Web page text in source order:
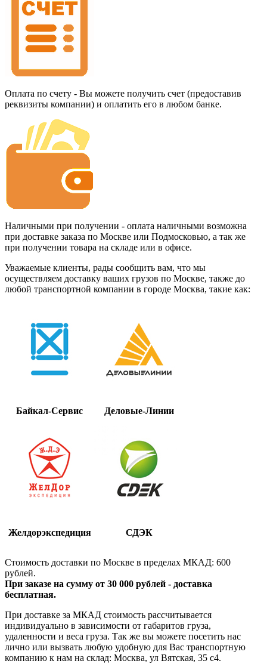
Оплата по счету - Вы можете получить счет (предоставив
реквизиты компании) и оплатить его в любом банке.
Наличными при получении - оплата наличными возможна
при доставке заказа по Москве или Подмосковью, а так же
при получении товара на складе или в офисе.
Уважаемые клиенты, рады сообщить вам, что мы
осуществляем доставку ваших грузов по Москве, также до
любой транспортной компании в городе Москва, такие как:
Байкал-Сервис Деловые-Линии
Желдорэкспедиция СДЭК
Стоимость доставки по Москве в пределах МКАД: 600
рублей.
При заказе на сумму от 30 000 рублей - доставка
бесплатная.
При доставке за МКАД стоимость рассчитывается
индивидуально в зависимости от габаритов груза,
удаленности и веса груза. Так же вы можете посетить нас
лично или вызвать любую удобную для Вас транспортную
компанию к нам на склад: Москва, ул Вятская, 35 c4.